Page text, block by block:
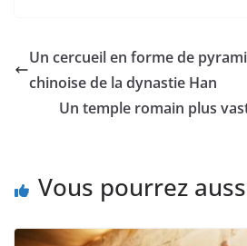
Un cercueil en forme de
chinoise de la dynastie Han
Un temple romain plus
Vous pourrez